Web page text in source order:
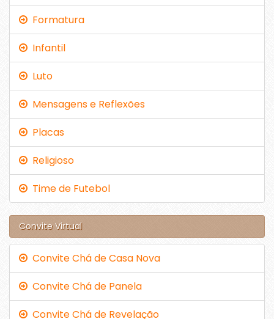
Formatura
Infantil
Luto
Mensagens e Reflexões
Placas
Religioso
Time de Futebol
Convite Virtual
Convite Chá de Casa Nova
Convite Chá de Panela
Convite Chá de Revelação